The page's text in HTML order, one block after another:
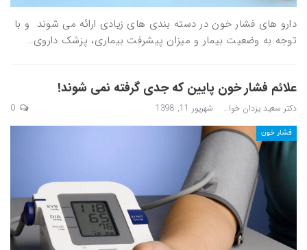
دارو های فشار خون در دسته بندی های زیادی ارائه می شوند و با
توجه به وضعیت بیمار و میزان پیشرفت بیماری، پزشک داروی…
علائم فشار خون پایین که جدی گرفته نمی شوند!
دکتر سعید یزدان خواه شهریور 11, 1398
فشار خون